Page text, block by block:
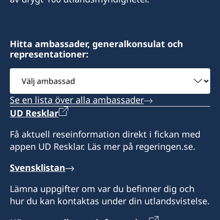
Hitta ambassader, generalkonsulat och
representationer:
Välj
ambassad
Se en lista över alla ambassader
UD Resklar
Få aktuell reseinformation direkt i fickan med
appen UD Resklar. Läs mer på regeringen.se.
Svensklistan
Lämna uppgifter om var du befinner dig och
hur du kan kontaktas under din utlandsvistelse.